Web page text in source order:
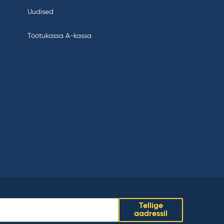
Uudised
Töötukassa A-kassa
Tellige
aadressil